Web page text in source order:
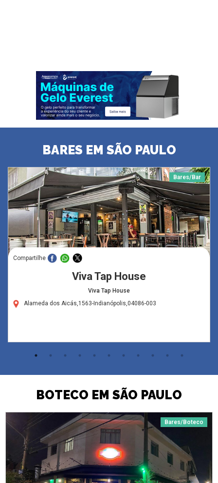
BARES EM SÃO PAULO
Bares/Bar
Compartilhe
Viva Tap House
Viva Tap House
Alameda dos Aicás,1563-Indianópolis,04086-003
BOTECO EM SÃO PAULO
Bares/Boteco